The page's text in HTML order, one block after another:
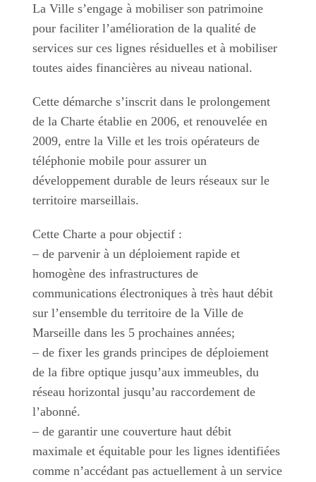
La Ville s’engage à mobiliser son patrimoine
pour faciliter l’amélioration de la qualité de
services sur ces lignes résiduelles et à mobiliser
toutes aides financières au niveau national.
Cette démarche s’inscrit dans le prolongement
de la Charte établie en 2006, et renouvelée en
2009, entre la Ville et les trois opérateurs de
téléphonie mobile pour assurer un
développement durable de leurs réseaux sur le
territoire marseillais.
Cette Charte a pour objectif :
– de parvenir à un déploiement rapide et
homogène des infrastructures de
communications électroniques à très haut débit
sur l’ensemble du territoire de la Ville de
Marseille dans les 5 prochaines années;
– de fixer les grands principes de déploiement
de la fibre optique jusqu’aux immeubles, du
réseau horizontal jusqu’au raccordement de
l’abonné.
– de garantir une couverture haut débit
maximale et équitable pour les lignes identifiées
comme n’accédant pas actuellement à un service